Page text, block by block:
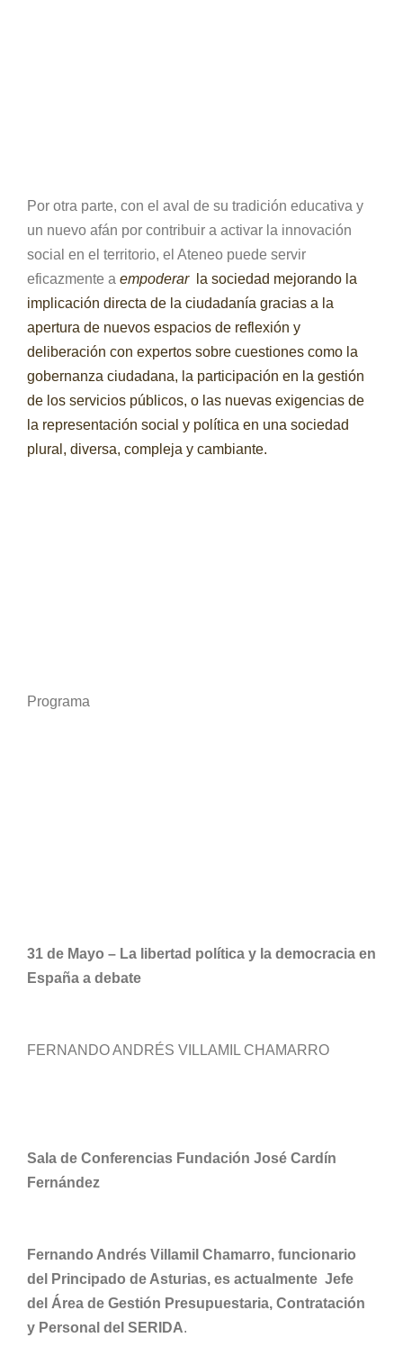
Por otra parte, con el aval de su tradición educativa y
un nuevo afán por contribuir a activar la innovación
social en el territorio, el Ateneo puede servir
eficazmente a empoderar
la sociedad mejorando la
implicación directa de la ciudadanía gracias a la
apertura de nuevos espacios de reflexión y
deliberación con expertos sobre cuestiones como la
gobernanza ciudadana, la participación en la gestión
de los servicios públicos, o las nuevas exigencias de
la representación social y política en una sociedad
plural, diversa, compleja y cambiante.
Programa
31 de Mayo – La libertad política y la democracia en
España a debate
FERNANDO ANDRÉS VILLAMIL CHAMARRO
Sala de Conferencias Fundación José Cardín
Fernández
Fernando Andrés Villamil Chamarro, funcionario
del Principado de Asturias, es actualmente Jefe
del Área de Gestión Presupuestaria, Contratación
y Personal del SERIDA.